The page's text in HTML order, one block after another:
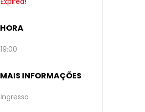
HORA
19:00
MAIS INFORMAÇÕES
Ingresso